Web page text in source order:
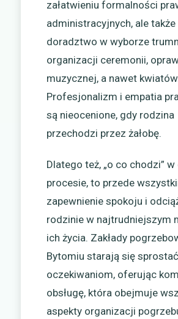
załatwieniu formalności
administracyjnych, ale także
doradztwo w wyborze
organizacji ceremonii,
muzycznej, a nawet kwiatów.
Profesjonalizm i empatia
są nieocenione, gdy rodzina
przechodzi przez żałobę.
Dlatego też, „o co chodzi” w
procesie, to przede
zapewnienie spokoju i
rodzinie w najtrudniejszym
ich życia. Zakłady
Bytomiu starają się
oczekiwaniom, oferując
obsługę, która obejmuje
aspekty organizacji